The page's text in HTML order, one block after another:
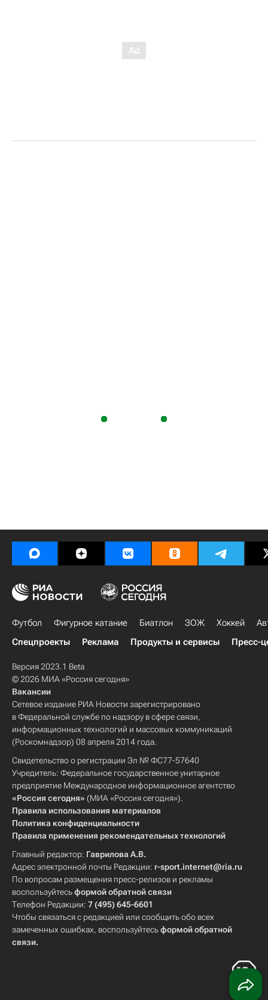
Футбол Фигурное катание Биатлон ЗОЖ Хоккей
Спецпроекты
Реклама Продукты и сервисы Пресс-
Версия 2023.1 Beta
© 2026 МИА «Россия сегодня»
Вакансии
Сетевое издание РИА Новости зарегистрировано
в Федеральной службе по надзору в сфере связи,
информационных технологий и массовых коммуникаций
(Роскомнадзор) 08 апреля 2014 года.
Свидетельство о регистрации Эл № ФС77-57640
Учредитель: Федеральное государственное унитарное
предприятие Международное информационное агентство
«Россия сегодня» (МИА «Россия сегодня»).
Правила использования материалов
Политика конфиденциальности
Правила применения рекомендательных технологий
Главный редактор: Гаврилова А.В.
Адрес электронной почты Редакции: r-sport.internet@ria.ru
По вопросам размещения пресс-релизов и рекламы
воспользуйтесьформой обратной связи
Телефон Редакции: 7 (495) 645-6601
Чтобы связаться с редакцией или сообщить обо всех
замеченных ошибках, воспользуйтесьформой обратной
связи.